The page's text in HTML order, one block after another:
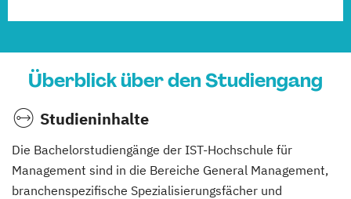
Überblick über den Studiengang
Studieninhalte
Die Bachelorstudiengänge der IST-Hochschule für
Management sind in die Bereiche General Management,
branchenspezifische Spezialisierungsfächer und